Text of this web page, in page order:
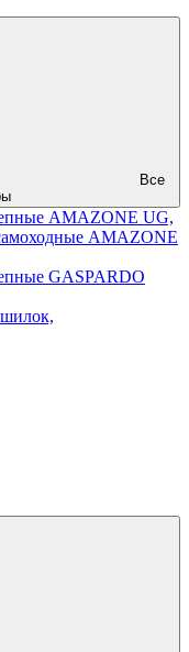
Все
AMAZONE UG,
AMAZONE
GASPARDO